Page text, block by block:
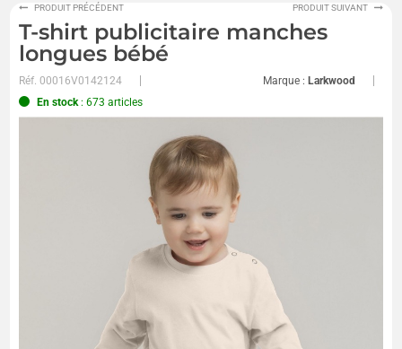
PRODUIT PRÉCÉDENT PRODUIT SUIVANT
T-shirt publicitaire manches
longues bébé
Réf.00016V0142124 Marque : Larkwood
En stock: 673 articles